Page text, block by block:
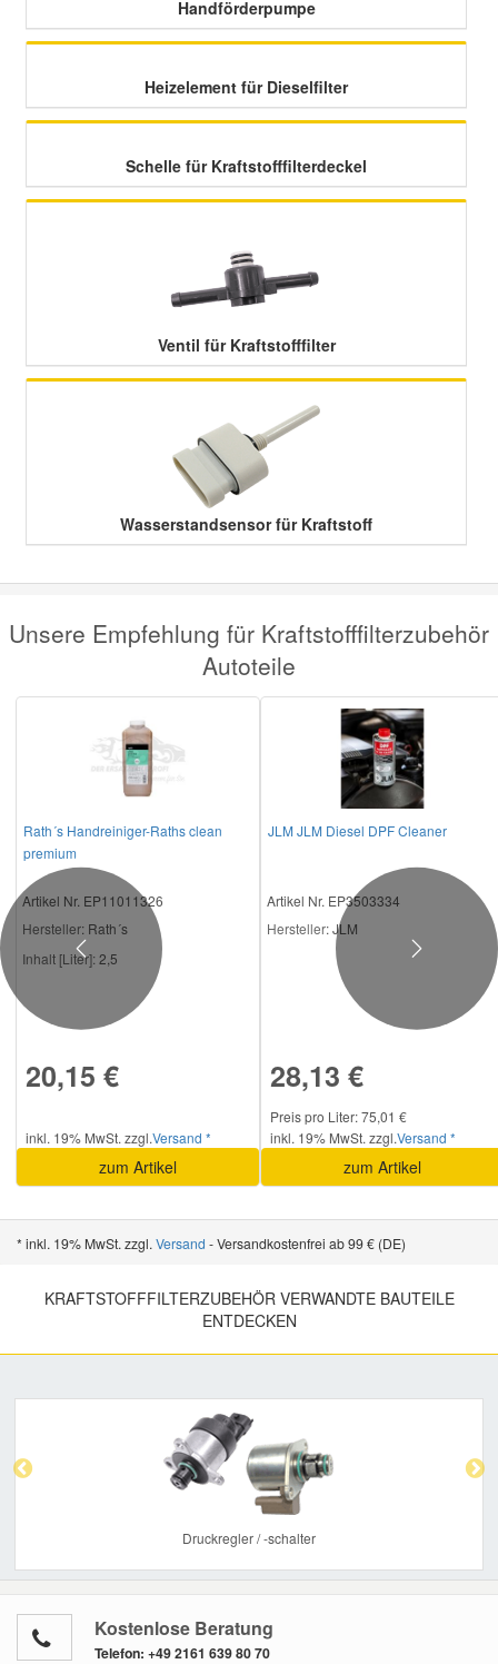
Handförderpumpe
Heizelement für Dieselfilter
Schelle für Kraftstofffilterdeckel
Ventil für Kraftstofffilter
Wasserstandsensor für Kraftstoff
Unsere Empfehlung für Kraftstofffilterzubehör
Autoteile
Rath´s Handreiniger-Raths clean
premium
Artikel Nr. EP11011326
Hersteller: Rath´s
Inhalt [Liter]: 2,5
20,15 €
inkl. 19% MwSt. zzgl.Versand *
zum Artikel
JLM JLM Diesel DPF Cleaner
Artikel Nr. EP3503334
Hersteller: JLM
28,13 €
Preis pro Liter: 75,01 €
inkl. 19% MwSt. zzgl.Versand *
zum Artikel
Previous Next
* inkl. 19% MwSt. zzgl. Versand - Versandkostenfrei ab 99 € (DE)
KRAFTSTOFFFILTERZUBEHÖR VERWANDTE BAUTEILE
ENTDECKEN
Druckregler / -schalter
Kostenlose Beratung
Telefon: +49 2161 639 80 70